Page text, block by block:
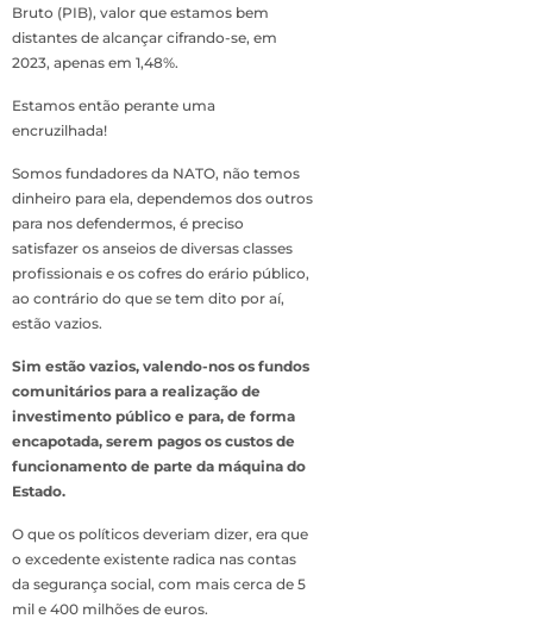
Bruto (PIB), valor que estamos bem
distantes de alcançar cifrando-se, em
2023, apenas em 1,48%.
Estamos então perante uma
encruzilhada!
Somos fundadores da NATO, não temos
dinheiro para ela, dependemos dos outros
para nos defendermos, é preciso
satisfazer os anseios de diversas classes
profissionais e os cofres do erário público,
ao contrário do que se tem dito por aí,
estão vazios.
Sim estão vazios, valendo-nos os fundos
comunitários para a realização de
investimento público e para, de forma
encapotada, serem pagos os custos de
funcionamento de parte da máquina do
Estado.
O que os políticos deveriam dizer, era que
o excedente existente radica nas contas
da segurança social, com mais cerca de 5
mil e 400 milhões de euros.